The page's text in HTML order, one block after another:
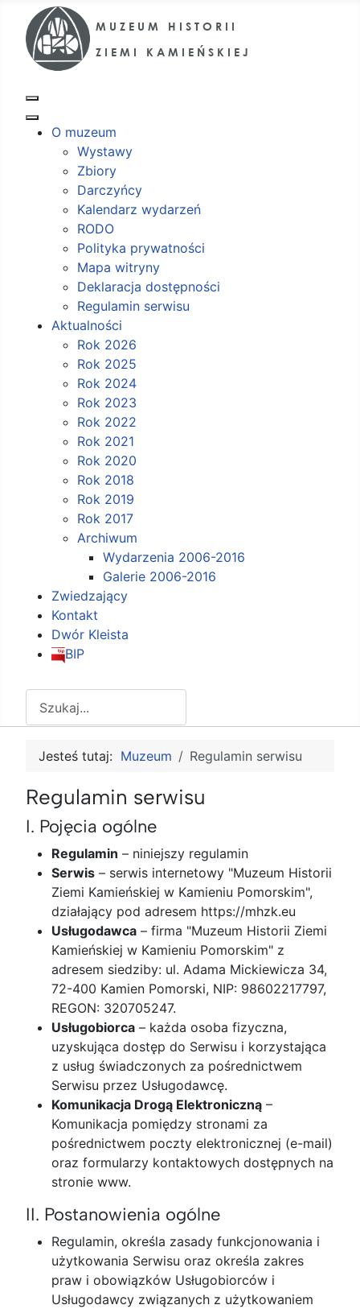
O muzeum
Wystawy
Zbiory
Darczyńcy
Kalendarz wydarzeń
RODO
Polityka prywatności
Mapa witryny
Deklaracja dostępności
Regulamin serwisu
Aktualności
Rok 2026
Rok 2025
Rok 2024
Rok 2023
Rok 2022
Rok 2021
Rok 2020
Rok 2018
Rok 2019
Rok 2017
Archiwum
Wydarzenia 2006-2016
Galerie 2006-2016
Zwiedzający
Kontakt
Dwór Kleista
BIP
Jesteś tutaj: Muzeum Regulamin serwisu
Regulamin serwisu
I. Pojęcia ogólne
Regulamin – niniejszy regulamin
Serwis – serwis internetowy "Muzeum Historii
Ziemi Kamieńskiej w Kamieniu Pomorskim",
działający pod adresem https://mhzk.eu
Usługodawca – firma "Muzeum Historii Ziemi
Kamieńskiej w Kamieniu Pomorskim" z
adresem siedziby: ul. Adama Mickiewicza 34,
72-400 Kamien Pomorski, NIP: 98602217797,
REGON: 320705247.
Usługobiorca – każda osoba fizyczna,
uzyskująca dostęp do Serwisu i korzystająca
z usług świadczonych za pośrednictwem
Serwisu przez Usługodawcę.
Komunikacja Drogą Elektroniczną –
Komunikacja pomiędzy stronami za
pośrednictwem poczty elektronicznej (e-mail)
oraz formularzy kontaktowych dostępnych na
stronie www.
II. Postanowienia ogólne
Regulamin, określa zasady funkcjonowania i
użytkowania Serwisu oraz określa zakres
praw i obowiązków Usługobiorców i
Usługodawcy związanych z użytkowaniem